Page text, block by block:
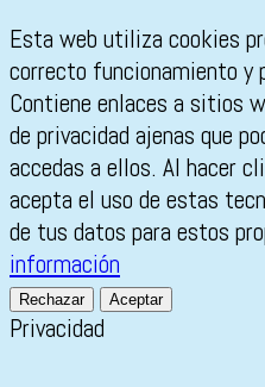
Esta web utiliza cookies
correcto funcionamiento y
Contiene enlaces a sitios
de privacidad ajenas que
accedas a ellos. Al hacer
acepta el uso de estas
de tus datos para estos
información
Rechazar Aceptar
Privacidad